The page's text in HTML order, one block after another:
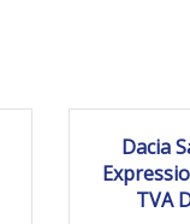
2025
Dacia
TVA